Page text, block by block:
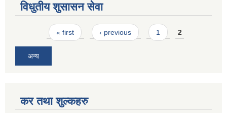
विधुतीय शुसासन सेवा
Pages« first ‹ previous 1 2
अन्य
कर तथा शुल्कहरु